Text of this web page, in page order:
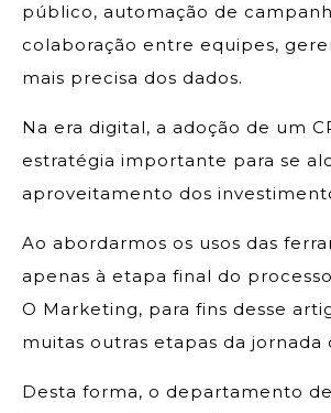
público, automação de
colaboração entre equipes,
mais precisa dos dados.
Na era digital, a adoção de um
estratégia importante para se
aproveitamento dos
Ao abordarmos os usos das
apenas à etapa final do
O Marketing, para fins desse
muitas outras etapas da jornada
Desta forma, o departamento